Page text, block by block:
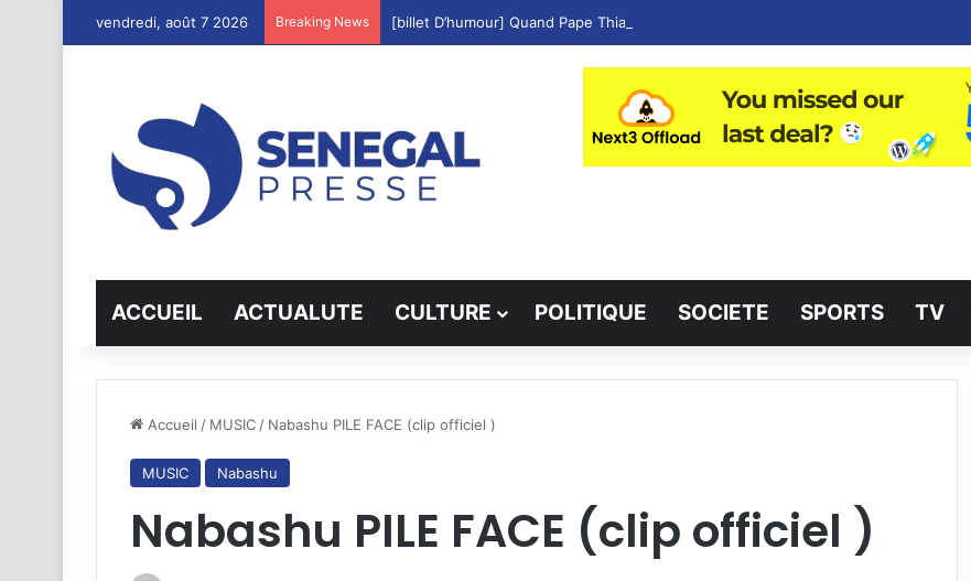
vendredi, août 7 2026 Breaking News [billet D’humour] Quand Pape Thiaw Copie Aliou Cissé les Cadres Matin, Midi Et Soir !
ACCUEIL ACTUALUTE CULTURE POLITIQUE SOCIETE SPORTS TV
Accueil / MUSIC / Nabashu PILE FACE (clip officiel )
MUSIC Nabashu
Nabashu PILE FACE (clip officiel )